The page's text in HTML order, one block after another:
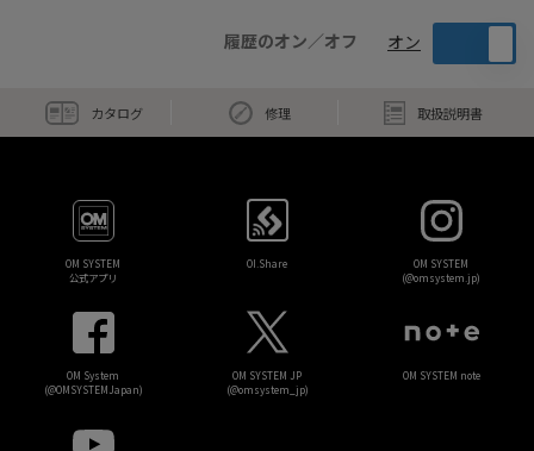
履歴のオン／オフ オン
カタログ 修理 取扱説明書
OM SYSTEM
公式アプリ
OI.Share
OM SYSTEM
(@omsystem.jp)
OM System
(@OMSYSTEMJapan)
OM SYSTEM JP
(@omsystem_jp)
OM SYSTEM note